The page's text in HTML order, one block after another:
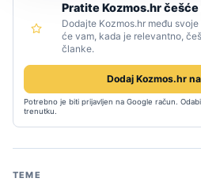
Pratite Kozmos.hr češće
Dodajte Kozmos.hr među
će vam, kada je relevantno,
članke.
Dodaj Kozmos.hr
Potrebno je biti prijavljen na Google račun.
trenutku.
TEME